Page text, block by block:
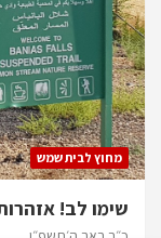
מחוץ לבית שמש
שימו לב!